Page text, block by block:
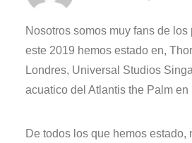
Nosotros somos muy fans de
este 2019 hemos estado en,
Londres, Universal Studios
acuatico del Atlantis the Palm en
De todos los que hemos estado,